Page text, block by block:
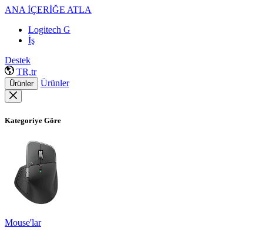
ANA İÇERİĞE ATLA
Logitech G
İş
Destek
TR,tr
Ürünler Ürünler
Kategoriye Göre
Mouse'lar